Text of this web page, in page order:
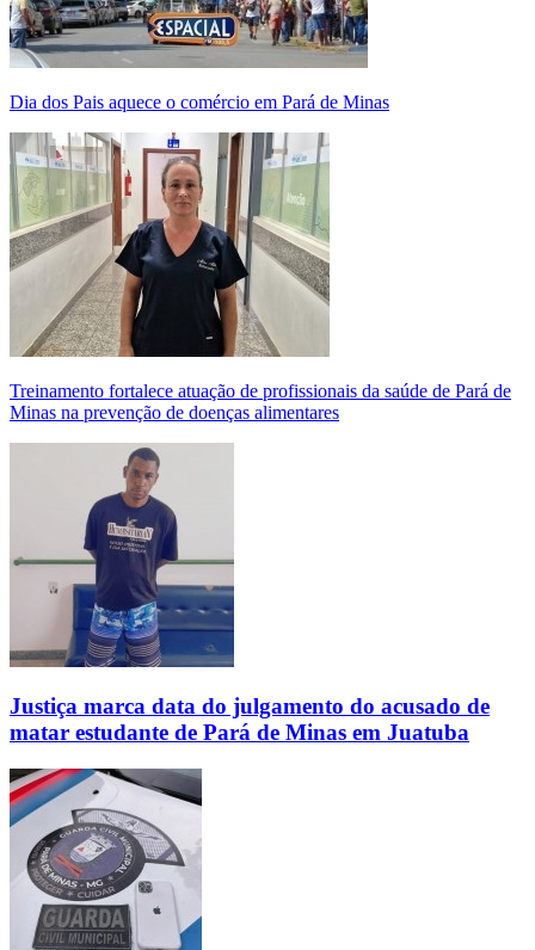
Dia dos Pais aquece o comércio em Pará de Minas
Treinamento fortalece atuação de profissionais da saúde de Pará de
Minas na prevenção de doenças alimentares
Justiça marca data do julgamento do acusado de
matar estudante de Pará de Minas em Juatuba